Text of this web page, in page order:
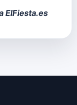
ElFiesta.es